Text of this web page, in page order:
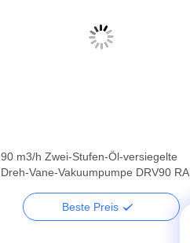
90 m3/h Zwei-Stufen-Öl-versiegelte
Dreh-Vane-Vakuumpumpe DRV90 RAL
Beste Preis